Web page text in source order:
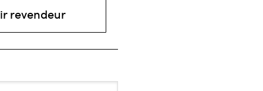
revendeur